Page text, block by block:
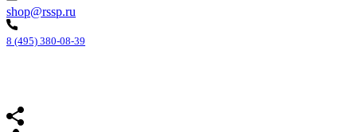
shop@rssp.ru
8 (495) 380-08-39